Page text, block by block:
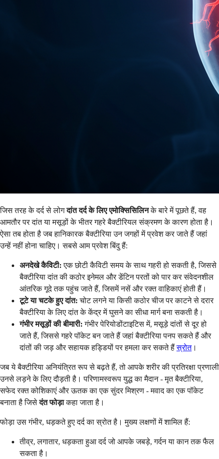
जिस तरह के दर्द से लोगदांत दर्द के लिए एमोक्सिसिलिनके बारे में पूछते हैं, वह
आमतौर पर दांत या मसूड़ों के भीतर गहरे बैक्टीरियल संक्रमण के कारण होता है।
ऐसा तब होता है जब हानिकारक बैक्टीरिया उन जगहों में प्रवेश कर जाते हैं जहां
उन्हें नहीं होना चाहिए। सबसे आम प्रवेश बिंदु हैं:
अनदेखे कैविटी: एक छोटी कैविटी समय के साथ गहरी हो सकती है, जिससे
बैक्टीरिया दांत की कठोर इनेमल और डेंटिन परतों को पार कर संवेदनशील
आंतरिक गूदे तक पहुंच जाते हैं, जिसमें नसें और रक्त वाहिकाएं होती हैं।
टूटे या चटके हुए दांत: चोट लगने या किसी कठोर चीज पर काटने से दरार
बैक्टीरिया के लिए दांत के केंद्र में घुसने का सीधा मार्ग बना सकती है।
गंभीर मसूड़ों की बीमारी: गंभीर पेरियोडोंटाइटिस में, मसूड़े दांतों से दूर हो
जाते हैं, जिससे गहरे पॉकेट बन जाते हैं जहां बैक्टीरिया पनप सकते हैं और
दांतों की जड़ और सहायक हड्डियों पर हमला कर सकते हैंस्रोत।
जब ये बैक्टीरिया अनियंत्रित रूप से बढ़ते हैं, तो आपके शरीर की प्रतिरक्षा प्रणाली
उनसे लड़ने के लिए दौड़ती है। परिणामस्वरूप युद्ध का मैदान - मृत बैक्टीरिया,
सफेद रक्त कोशिकाएं और ऊतक का एक सुंदर मिश्रण - मवाद का एक पॉकेट
बनाता है जिसेदंत फोड़ाकहा जाता है।
फोड़ा उस गंभीर, धड़कते हुए दर्द का स्रोत है। मुख्य लक्षणों में शामिल हैं:
तीव्र, लगातार, धड़कता हुआ दर्द जो आपके जबड़े, गर्दन या कान तक फैल
सकता है।